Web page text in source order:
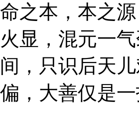
命之本，本之
火显，混元一
间，只识后天
偏，大善仅是一